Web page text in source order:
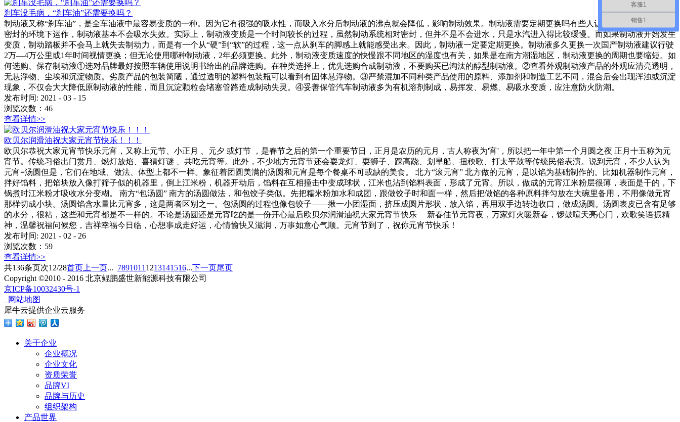
刹车没毛病，“刹车油”还需要换吗？
制动液又称“刹车油”，是全车油液中最容易变质的一种。因为它有很强的吸水性，而吸入水分后制动液的沸点就会降低，影响制动效果。制动液需要定期更换吗有些人认为，制动系统在比较
密封的环境下运作，制动液基本不会吸水失效。实际上，制动液变质是一个时间较长的过程，虽然制动系统相对密封，但并不是不会进水，只是水汽进入得比较缓慢。而如果制动液开始发生
变质，制动踏板并不会马上就失去制动力，而是有一个从“硬”到“软”的过程，这一点从刹车的脚感上就能感受出来。因此，制动液一定要定期更换。制动液多久更换一次国产制动液建议行驶
2万—4万公里或1年时间视情更换；但无论使用哪种制动液，2年必须更换。此外，制动液变质速度的快慢跟不同地区的湿度也有关，如果是在南方潮湿地区，制动液更换的周期也要缩短。如
何选购、保存制动液①选对品牌最好按照车辆使用说明书给出的品牌选购。在种类选择上，优先选购合成制动液，不要购买已淘汰的醇型制动液。②查看外观制动液产品的外观应清亮透明，
无悬浮物、尘埃和沉淀物质。劣质产品的包装简陋，通过透明的塑料包装瓶可以看到有固体悬浮物。③严禁混加不同种类产品使用的原料、添加剂和制造工艺不同，混合后会出现浑浊或沉淀
现象，不仅会大大降低原制动液的性能，而且沉淀颗粒会堵塞管路造成制动失灵。④妥善保管汽车制动液多为有机溶剂制成，易挥发、易燃、易吸水变质，应注意防火防潮。
发布时间: 2021 - 03 - 15
浏览次数： 46
查看详情>>
欧贝尔润滑油祝大家元宵节快乐！！！
欧贝尔恭祝大家元宵节快乐元宵，又称上元节、小正月 、元夕 或灯节 ，是春节之后的第一个重要节日，正月是农历的元月，古人称夜为'宵'，所以把一年中第一个月圆之夜 正月十五称为元
宵节。传统习俗出门赏月、燃灯放焰、喜猜灯谜 、共吃元宵等。此外，不少地方元宵节还会耍龙灯、耍狮子、踩高跷、划旱船、扭秧歌、打太平鼓等传统民俗表演。说到元宵，不少人认为
元宵=汤圆但是，它们在地域、做法、体型上都不一样。象征着团圆美满的汤圆和元宵是每个餐桌不可或缺的美食。 北方“滚元宵” 北方做的元宵，是以馅为基础制作的。比如机器制作元宵，
拌好馅料，把馅块放入像打筛子似的机器里，倒上江米粉，机器开动后，馅料在互相撞击中变成球状，江米也沾到馅料表面，形成了元宵。所以，做成的元宵江米粉层很薄，表面是干的，下
锅煮时江米粉才吸收水分变糊。 南方“包汤圆” 南方的汤圆做法，和包饺子类似。先把糯米粉加水和成团，跟做饺子时和面一样，然后把做馅的各种原料拌匀放在大碗里备用，不用像做元宵
那样切成小块。汤圆馅含水量比元宵多，这是两者区别之一。包汤圆的过程也像包饺子——揪一小团湿面，挤压成圆片形状，放入馅，再用双手边转边收口，做成汤圆。汤圆表皮已含有足够
的水分，很粘，这些和元宵都是不一样的。不论是汤圆还是元宵吃的是一份开心最后欧贝尔润滑油祝大家元宵节快乐 新春佳节元宵夜，万家灯火暖新春，锣鼓喧天亮心门，欢歌笑语振精
神，温馨祝福问候您，吉祥幸福今日临，心想事成走好运，心情愉快又滋润，万事如意心气顺。元宵节到了，祝你元宵节快乐！
发布时间: 2021 - 02 - 26
浏览次数： 59
查看详情>>
共136条页次12/28首页 上一页... 7891011 1213141516...下一页尾页
Copyright ©2010 - 2016 北京鲲鹏盛世新能源科技有限公司
京ICP备10032430号-1
网站地图
犀牛云提供企业云服务
关于企业
企业概况
企业文化
资质荣誉
品牌VI
品牌与历史
组织架构
产品世界
客服1
销售1